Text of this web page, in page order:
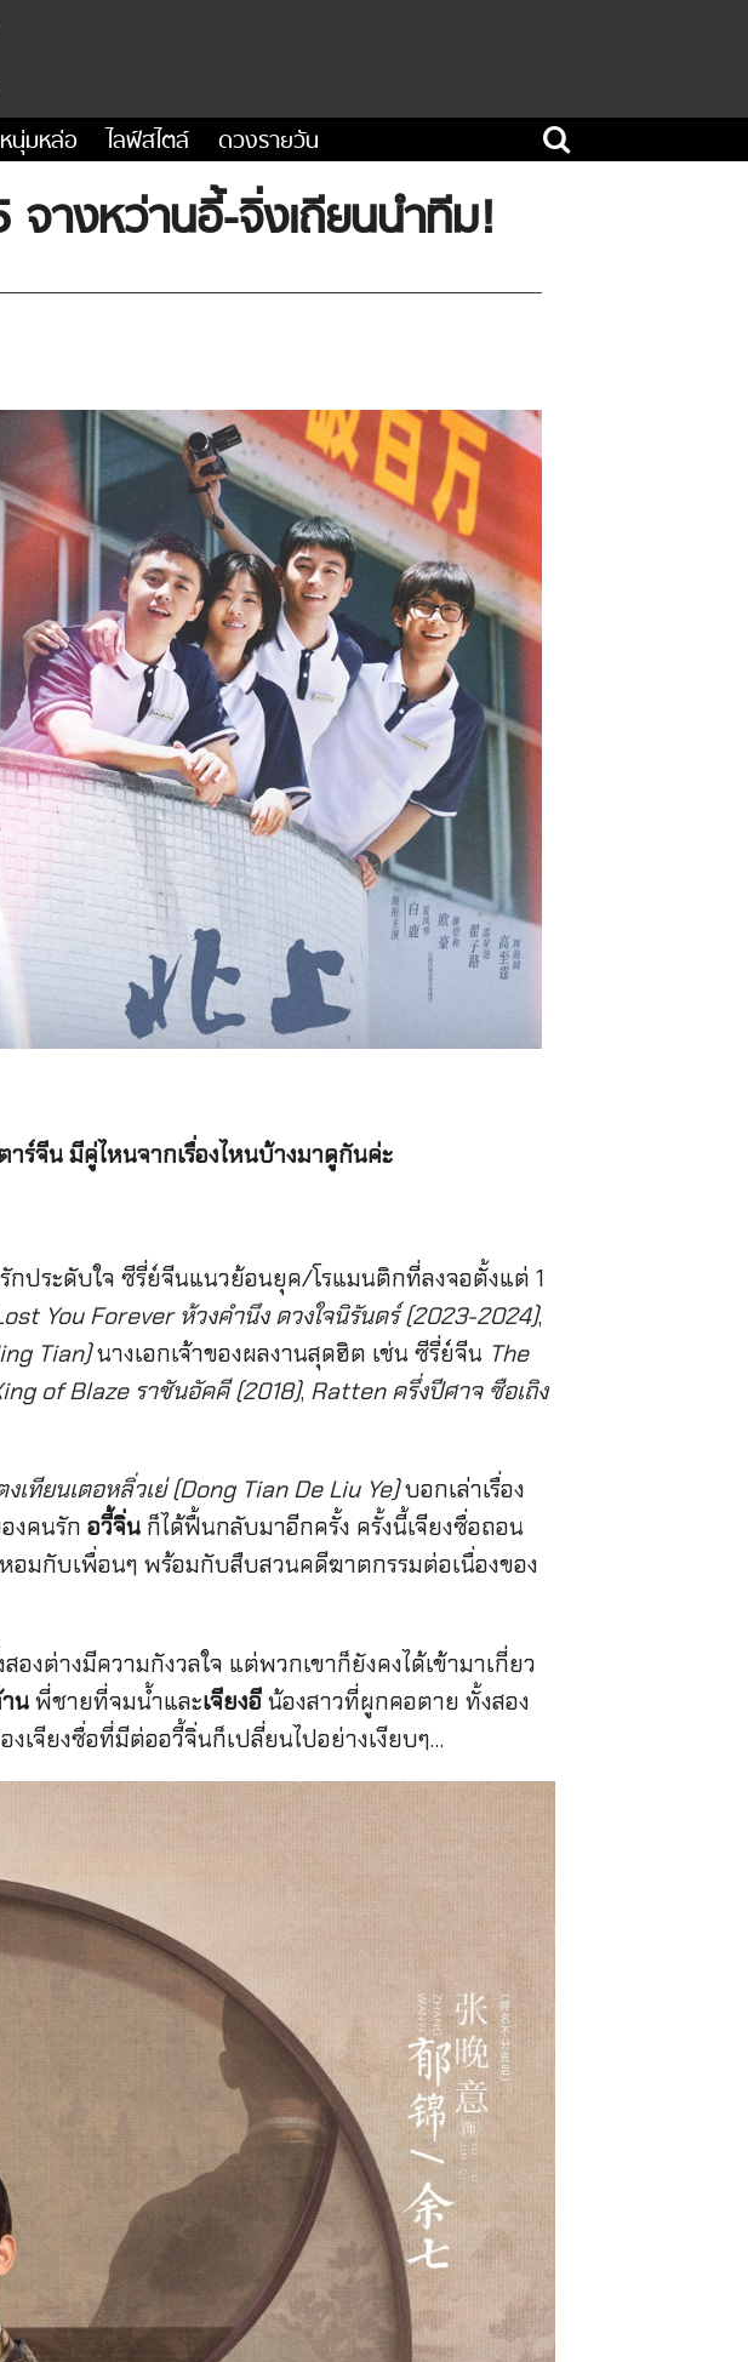
หนุ่มหล่อ ไลฟ์สไตล์ ดวงรายวัน
างหว่านอี้-จิ่งเถียนนำทีม!
ร์จีน มีคู่ไหนจากเรื่องไหนบ้างมาดูกันค่ะ
กประดับใจ ซีรี่ย์จีนแนวย้อนยุค/โรแมนติกที่ลงจอตั้งแต่ 1
You Forever ห้วงคำนึง ดวงใจนิรันดร์ (2023-2024),
Tian)นางเอกเจ้าของผลงานสุดฮิต เช่น ซีรี่ย์จีน The
of Blaze ราชันอัคคี (2018), Ratten ครึ่งปีศาจ ซือเถิง
งเทียนเตอหลิ่วเย่ (Dong Tian De Liu Ye)บอกเล่าเรื่อง
งคนรัก อวี้จิ่น ก็ได้ฟื้นกลับมาอีกครั้ง ครั้งนี้เจียงซื่อถอน
อมกับเพื่อนๆ พร้อมกับสืบสวนคดีฆาตกรรมต่อเนื่องของ
ต่างมีความกังวลใจ แต่พวกเขาก็ยังคงได้เข้ามาเกี่ยว
นพี่ชายที่จมน้ำและเจียงอีน้องสาวที่ผูกคอตาย ทั้งสอง
เจียงซื่อที่มีต่ออวี้จิ่นก็เปลี่ยนไปอย่างเงียบๆ…